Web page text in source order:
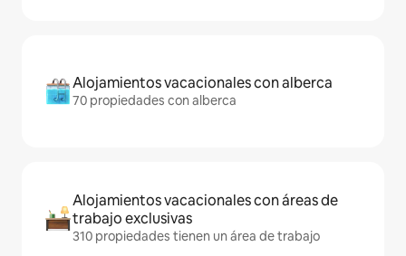
Alojamientos vacacionales con alberca
70 propiedades con alberca
Alojamientos vacacionales con áreas de
trabajo exclusivas
310 propiedades tienen un área de trabajo